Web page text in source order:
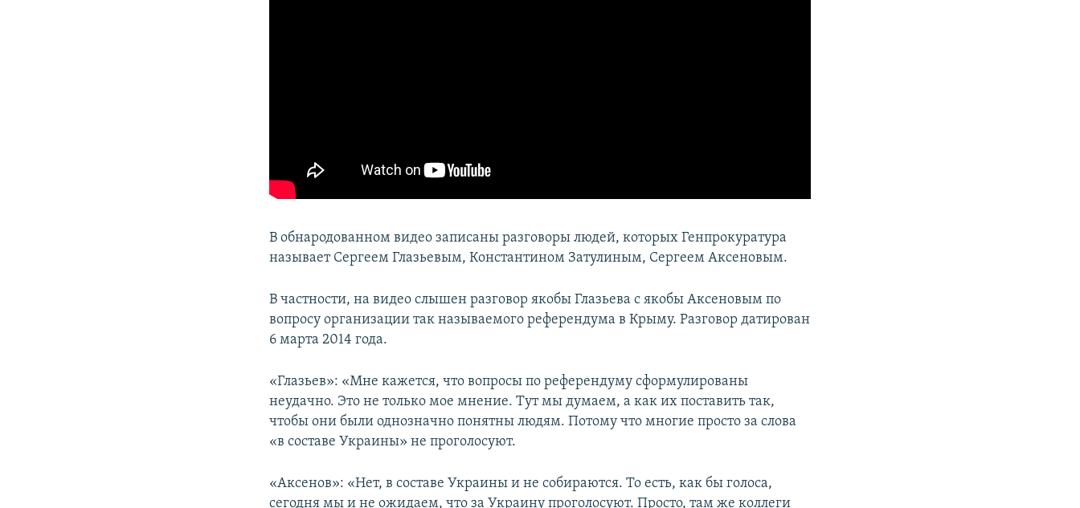
В обнародованном видео записаны разговоры людей, которых Генпрокуратура
называет Сергеем Глазьевым, Константином Затулиным, Сергеем Аксеновым.
В частности, на видео слышен разговор якобы Глазьева с якобы Аксеновым по
вопросу организации так называемого референдума в Крыму. Разговор датирован
6 марта 2014 года.
«Глазьев»: «Мне кажется, что вопросы по референдуму сформулированы
неудачно. Это не только мое мнение. Тут мы думаем, а как их поставить так,
чтобы они были однозначно понятны людям. Потому что многие просто за слова
«в составе Украины» не проголосуют.
«Аксенов»: «Нет, в составе Украины и не собираются. То есть, как бы голоса,
сегодня мы и не ожидаем, что за Украину проголосуют. Просто, там же коллеги